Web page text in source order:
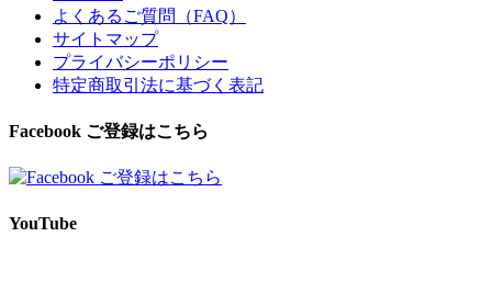
よくあるご質問（FAQ）
サイトマップ
プライバシーポリシー
特定商取引法に基づく表記
Facebook ご登録はこちら
YouTube